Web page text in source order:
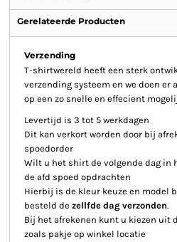
Gerelateerde Producten
Verzending
T-shirtwereld heeft een sterk
verzending systeem en we doen er
op een zo snelle en effecient
Levertijd is 3 tot 5 werkdagen
Dit kan verkort worden door bij
spoedorder
Wilt u het shirt de volgende dag in
de afd spoed opdrachten
Hierbij is de kleur keuze en model
besteld de zellfde dag verzonden.
Bij het afrekenen kunt u kiezen uit
zoals pakje op winkel locatie